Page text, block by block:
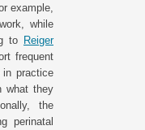
example,
while
to Reiger
frequent
in practice
what they
the
perinatal